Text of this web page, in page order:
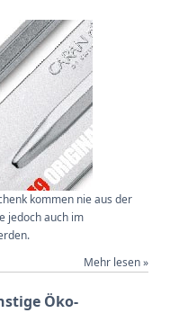
kommen nie aus der
jedoch auch im
Mehr lesen »
Öko-